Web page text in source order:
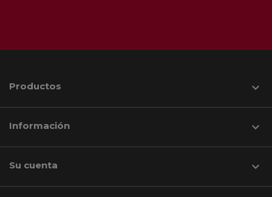
Productos 
Información 
Su cuenta 